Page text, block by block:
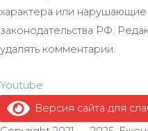
характера или
законодательства РФ.
удалять комментарии.
Youtube
Версия сайта для